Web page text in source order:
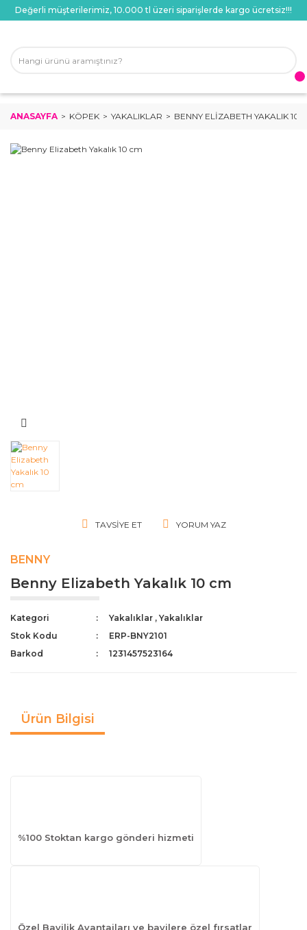
Değerli müşterilerimiz, 10.000 tl üzeri siparişlerde kargo ücretsiz!!!
ANASAYFA KÖPEK YAKALIKLAR BENNY ELIZABETH YAKALIK 10
TAVSIYE ET YORUM YAZ
BENNY
Benny Elizabeth Yakalık 10 cm
Kategori Yakalıklar ,Yakalıklar
Stok Kodu
ERP-BNY2101
Barkod
1231457523164
Ürün Bilgisi
%100 Stoktan kargo gönderi hizmeti
Özel Bayilik Avantajları ve bayilere özel fırsatlar